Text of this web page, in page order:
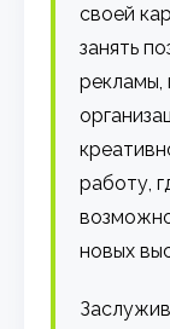
своей
занять
рекламы,
работу,
новых